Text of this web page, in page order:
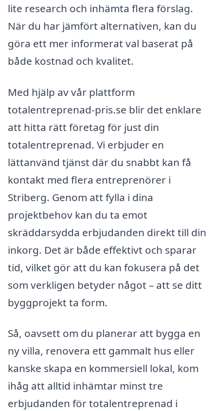
lite research och inhämta flera förslag.
När du har jämfört alternativen, kan du
göra ett mer informerat val baserat på
både kostnad och kvalitet.
Med hjälp av vår plattform
totalentreprenad-pris.se blir det enklare
att hitta rätt företag för just din
totalentreprenad. Vi erbjuder en
lättanvänd tjänst där du snabbt kan få
kontakt med flera entreprenörer i
Striberg. Genom att fylla i dina
projektbehov kan du ta emot
skräddarsydda erbjudanden direkt till din
inkorg. Det är både effektivt och sparar
tid, vilket gör att du kan fokusera på det
som verkligen betyder något – att se ditt
byggprojekt ta form.
Så, oavsett om du planerar att bygga en
ny villa, renovera ett gammalt hus eller
kanske skapa en kommersiell lokal, kom
ihåg att alltid inhämtar minst tre
erbjudanden för totalentreprenad i